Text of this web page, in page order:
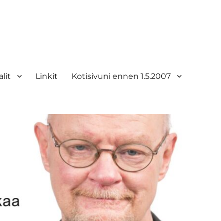
Linkit Kotisivuni ennen 1.5.2007